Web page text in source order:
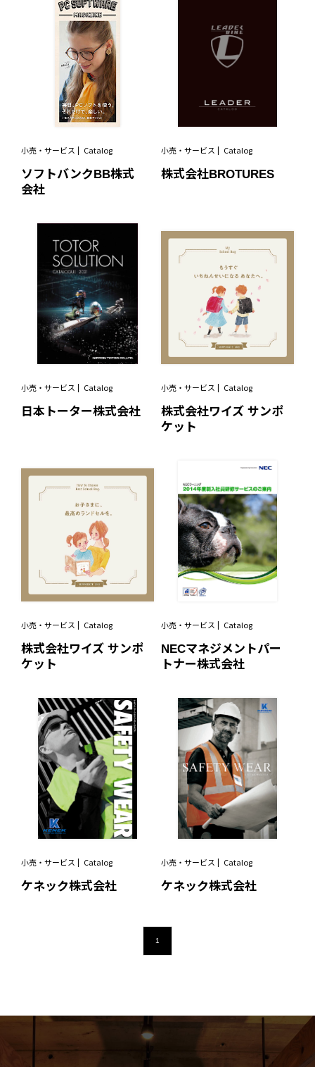
小売・サービス Catalog
ソフトバンクBB株式
会社
小売・サービス Catalog
株式会社BROTURES
小売・サービス Catalog
日本トーター株式会社
小売・サービス Catalog
株式会社ワイズ サンポ
ケット
小売・サービス Catalog
株式会社ワイズ サンポ
ケット
小売・サービス Catalog
NECマネジメントパー
トナー株式会社
小売・サービス Catalog
ケネック株式会社
小売・サービス Catalog
ケネック株式会社
1